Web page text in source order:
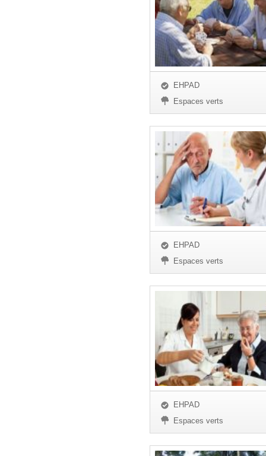
EHPAD
Espaces verts
EHPAD
Espaces verts
EHPAD
Espaces verts